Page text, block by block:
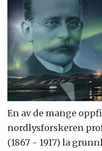
En av de mange
nordlysforskeren
(1867 - 1917) la